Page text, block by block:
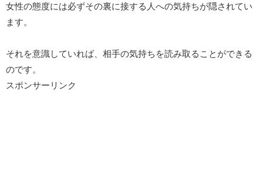
女性の態度には必ずその裏に接する人への気持ちが隠されてい
ます。
それを意識していれば、相手の気持ちを読み取ることができる
のです。
スポンサーリンク